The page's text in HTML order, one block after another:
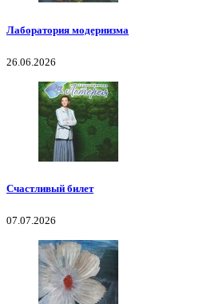
Лаборатория модернизма
26.06.2026
Счастливый билет
07.07.2026